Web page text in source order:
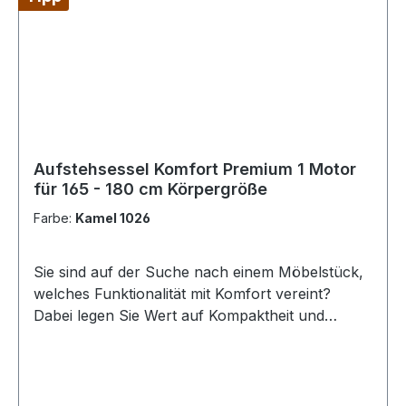
Jahre Technische Daten: Funktion: 1 Motorig
Aufstehsessel Komfort Premium 1 Motor
für 165 - 180 cm Körpergröße
Farbe: Kamel 1026
Sie sind auf der Suche nach einem Möbelstück,
welches Funktionalität mit Komfort vereint?
Dabei legen Sie Wert auf Kompaktheit und